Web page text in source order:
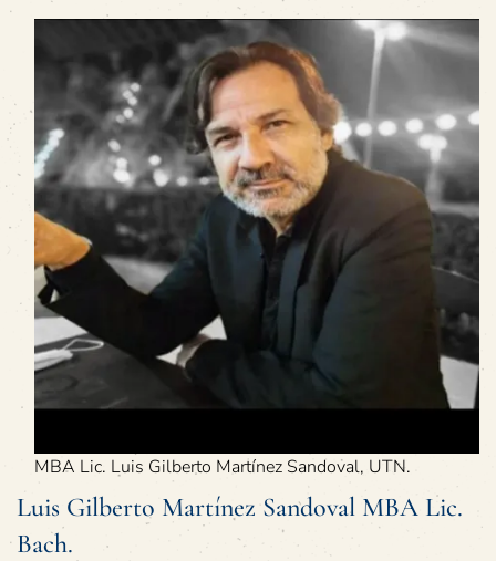
MBA Lic. Luis Gilberto Martínez Sandoval, UTN.
Luis Gilberto Martínez Sandoval MBA Lic.
Bach.